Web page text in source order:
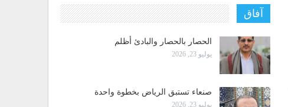
آفاق
الحصار بالحصار والبادئ أظلم
يوليو 23, 2026
صنعاء تستبق الرياض بخطوة واحدة
يوليو 23, 2026